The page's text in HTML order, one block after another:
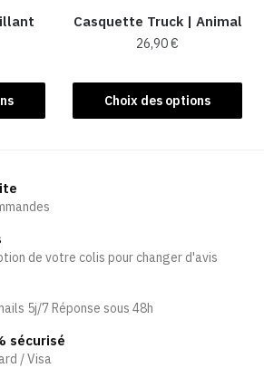
page
du
Casquette Truck | Animal
26,90€
Choix des options
produit
a
être
de votre colis pour changer d'avis
5j/7 Réponse sous 48h
sécurisé
/ Visa